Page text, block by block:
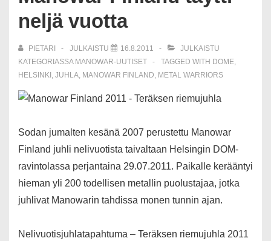
neljä vuotta
PIETARI JULKAISTU 16.8.2011
JULKAISTU
KATEGORIASSA MANOWAR-UUTISET TAGGED WITH DOME,
HELSINKI , JUHLA, MANOWAR FINLAND, METAL WARRIORS
Sodan jumalten kesänä 2007 perustettu Manowar
Finland juhli nelivuotista taivaltaan Helsingin DOM-
ravintolassa perjantaina 29.07.2011. Paikalle kerääntyi
hieman yli 200 todellisen metallin puolustajaa, jotka
juhlivat Manowarin tahdissa monen tunnin ajan.
Nelivuotisjuhlatapahtuma – Teräksen riemujuhla 2011